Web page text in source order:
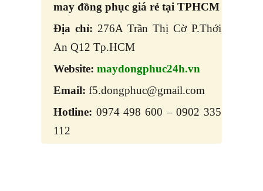
may đồng phục giá rẻ tại TPHCM
Địa chỉ: 276A Trần Thị Cờ P.Thới
An Q12 Tp.HCM
Website: maydongphuc24h.vn
Email: f5.dongphuc@gmail.com
Hotline: 0974 498 600 – 0902 335
112